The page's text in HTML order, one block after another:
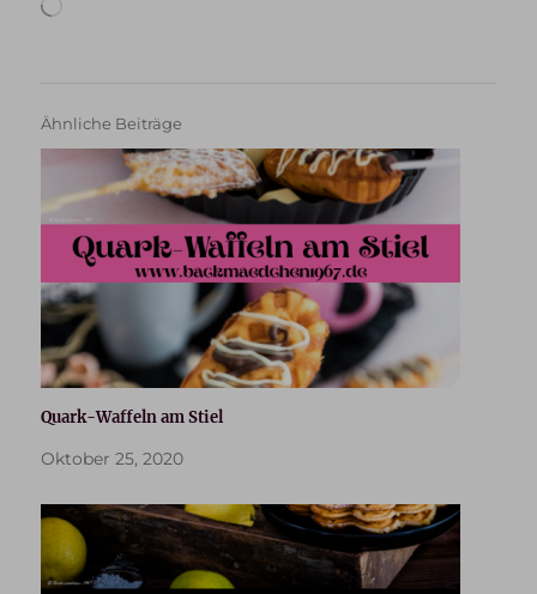
Ähnliche Beiträge
Quark-Waffeln am Stiel
Oktober 25, 2020